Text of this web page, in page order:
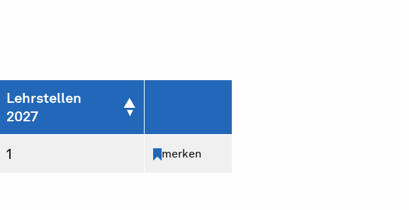
Lehrstellen
2027
1 merken